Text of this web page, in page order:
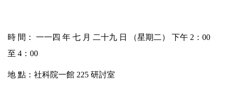
時 間： 一一四 年 七 月 二十九 日 （星期二） 下午 2：00
至 4：00
地 點：社科院一館 225 研討室